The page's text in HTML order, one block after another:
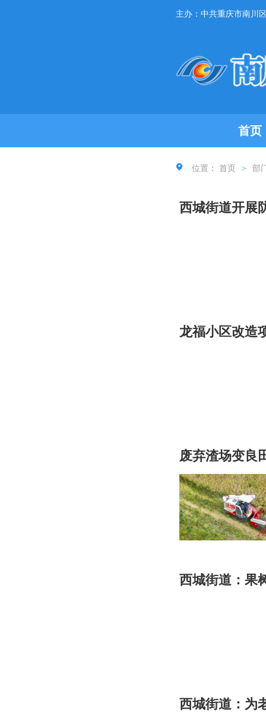
主办：中共重庆市南川
首页
位置： 首页 > 部
西城街道开展
龙福小区改造
废弃渣场变良
西城街道：果
西城街道：为